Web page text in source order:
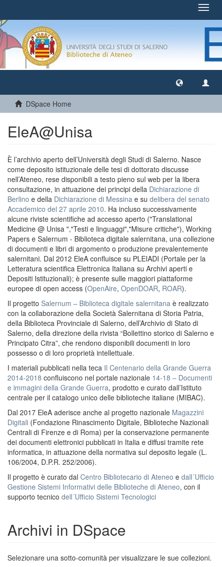
DSpace Home
EleA@Unisa
È l’archivio aperto dell’Università degli Studi di Salerno. Nasce
come deposito istituzionale delle tesi di dottorato discusse
nell’Ateneo, rese disponibili a testo pieno sul web per la libera
consultazione, in attuazione dei principi della Dichiarazione di
Berlino e della Dichiarazione di Messina e su delibera del senato
Accademico del 27 aprile 2010. Ha incluso successivamente
alcune riviste scientifiche ad accesso aperto ("Translational
Medicine @ Unisa ","Testi e linguaggi","Misure critiche"), Working
Papers e Salernum - Biblioteca digitale salernitana, una collezione
di documenti e libri di argomento o produzione prevalentemente
salernitani. Dal 2012 EleA confluisce su PLEIADI (Portale per la
Letteratura scientifica Elettronica Italiana su Archivi aperti e
Depositi Istituzionali); è presente sulle maggiori piattaforme
europee di open access (OpenAire, OpenDOAR, ROAR).
Il progetto Salernum – Biblioteca digitale salernitana è realizzato
con la collaborazione della Società Salernitana di Storia Patria,
della Biblioteca Provinciale di Salerno, dell’Archivio di Stato di
Salerno, della direzione della rivista “Bollettino storico di Salerno e
Principato Citra”, che rendono disponibili documenti in loro
possesso o di loro proprietà intellettuale.
I materiali pubblicati nella teca Il Centenario della Grande Guerra
2014-2018 confluiscono nel portale nazionale 14-18 – Documenti
e immagini della Grande Guerra, prodotto e curato dall’Istituto
centrale per il catalogo unico delle biblioteche italiane (MIBAC).
Dal 2017 EleA aderisce anche al progetto nazionale Magazzini
Digitali (Fondazione Rinascimento Digitale, Biblioteche Nazionali
Centrali di Firenze e di Roma) per la conservazione permanente
dei documenti elettronici pubblicati in Italia e diffusi tramite rete
informatica, in attuazione della normativa sul deposito legale (L.
106/2004, D.P.R. 252/2006).
Il progetto è curato dal Centro Bibliotecario di Ateneo e dall´Ufficio
Gestione Sistemi Informativi delle Biblioteche di Ateneo, con il
supporto tecnico dell´Ufficio Sistemi Tecnologici
Archivi in DSpace
Selezionare una sotto-comunità per visualizzare le sue collezioni.